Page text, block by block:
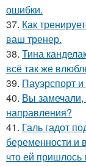
ошибки.
37. Как
ваш тренер.
38. Тина
всё так же
39. Пауэрспорт и
40. Вы замечали,
направления?
41. Галь гадот
беременности и
что ей пришлось